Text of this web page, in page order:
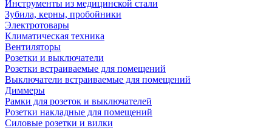
Инструменты из медицинской стали
Зубила, керны, пробойники
Электротовары
Климатическая техника
Вентиляторы
Розетки и выключатели
Розетки встраиваемые для помещений
Выключатели встраиваемые для помещений
Диммеры
Рамки для розеток и выключателей
Розетки накладные для помещений
Силовые розетки и вилки